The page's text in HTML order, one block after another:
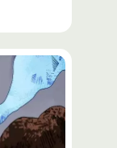
محتوى
مميّز